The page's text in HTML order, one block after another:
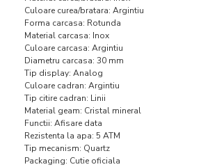
Culoare curea/bratara: Argintiu
Forma carcasa: Rotunda
Material carcasa: Inox
Culoare carcasa: Argintiu
Diametru carcasa: 30 mm
Tip display: Analog
Culoare cadran: Argintiu
Tip citire cadran: Linii
Material geam: Cristal mineral
Functii: Afisare data
Rezistenta la apa: 5 ATM
Tip mecanism: Quartz
Packaging: Cutie oficiala